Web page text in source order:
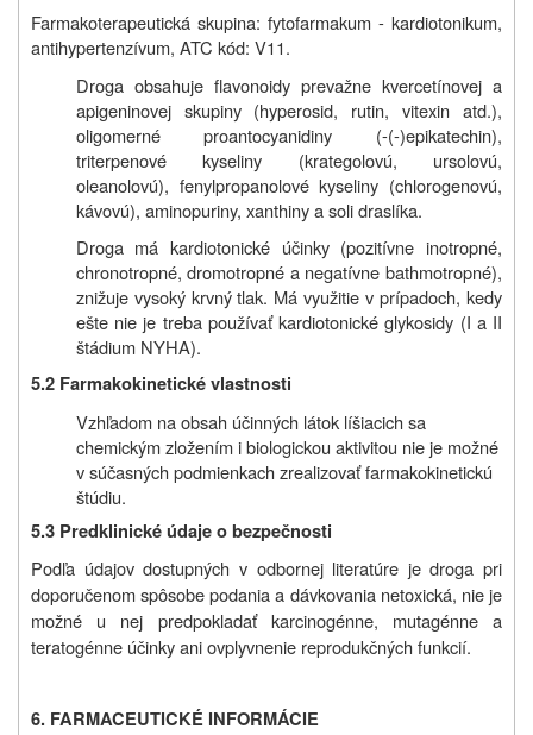
Farmakoterapeutická skupina: fytofarmakum - kardiotonikum,
antihypertenzívum, ATC kód: V11.
Droga obsahuje flavonoidy prevažne kvercetínovej a
apigeninovej skupiny (hyperosid, rutin, vitexin atd.),
oligomerné proantocyanidiny (-(-)epikatechin),
triterpenové kyseliny (krategolovú, ursolovú,
oleanolovú), fenylpropanolové kyseliny (chlorogenovú,
kávovú), aminopuriny, xanthiny a soli draslíka.
Droga má kardiotonické účinky (pozitívne inotropné,
chronotropné, dromotropné a negatívne bathmotropné),
znižuje vysoký krvný tlak. Má využitie v prípadoch, kedy
ešte nie je treba používať kardiotonické glykosidy (I a II
štádium NYHA).
5.2 Farmakokinetické vlastnosti
Vzhľadom na obsah účinných látok líšiacich sa
chemickým zložením i biologickou aktivitou nie je možné
v súčasných podmienkach zrealizovať farmakokinetickú
štúdiu.
5.3 Predklinické údaje o bezpečnosti
Podľa údajov dostupných v odbornej literatúre je droga pri
doporučenom spôsobe podania a dávkovania netoxická, nie je
možné u nej predpokladať karcinogénne, mutagénne a
teratogénne účinky ani ovplyvnenie reprodukčných funkcií.
6. FARMACEUTICKÉ INFORMÁCIE